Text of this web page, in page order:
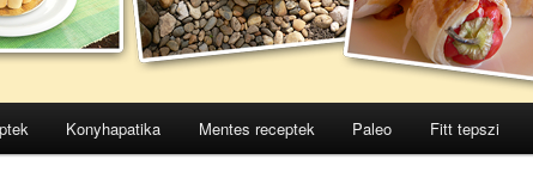
Konyhapatika Mentes receptek Paleo Fitt tepszi